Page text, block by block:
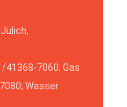
41368-7060; Gas
Wasser